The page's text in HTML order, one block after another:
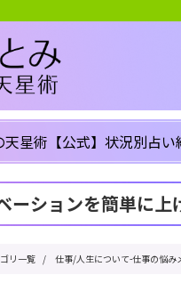
天星術【公式】状況別占い
ーションを簡単に上
リ一覧 / 仕事/人生について-仕事の悩み